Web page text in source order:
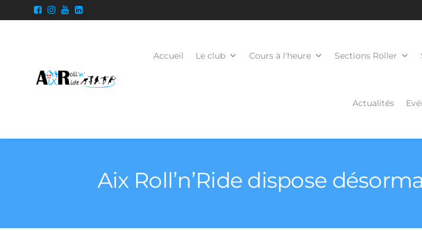
Accueil Le club Cours à l'heure Sections Roller
Actualités
Aix Roll’n’Ride dispose